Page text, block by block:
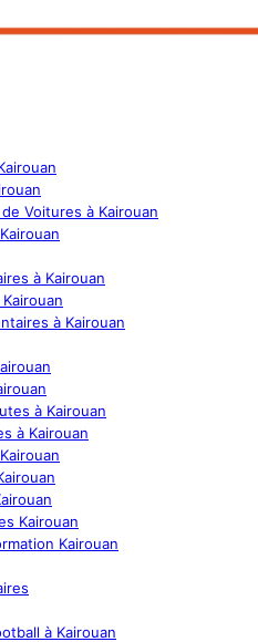
Voitures à Kairouan
à Kairouan
à Kairouan
à Kairouan
à Kairouan
Kairouan
Kairouan
à Kairouan